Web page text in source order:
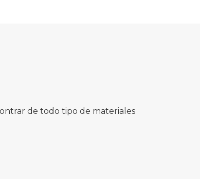
de todo tipo de materiales